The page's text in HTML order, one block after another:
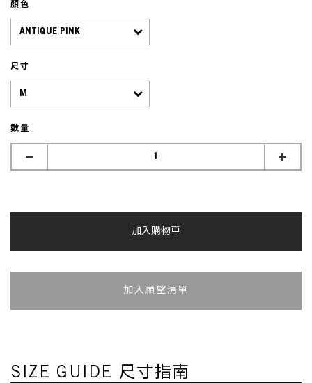
顏色
尺寸
數量
加入購物車
加入追蹤清單
SIZE GUIDE 尺寸指南